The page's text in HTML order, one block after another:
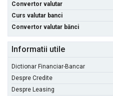
Convertor valutar
Curs valutar banci
Convertor valutar bănci
Informatii utile
Dictionar Financiar-Bancar
Despre Credite
Despre Leasing